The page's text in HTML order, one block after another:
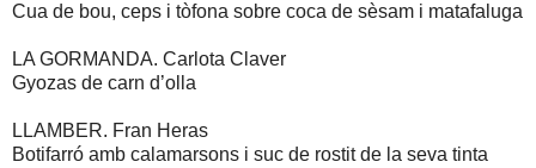
Cua de bou, ceps i tòfona sobre coca de sèsam i matafaluga
LA GORMANDA. Carlota Claver
Gyozas de carn d’olla
LLAMBER. Fran Heras
Botifarró amb calamarsons i suc de rostit de la seva tinta